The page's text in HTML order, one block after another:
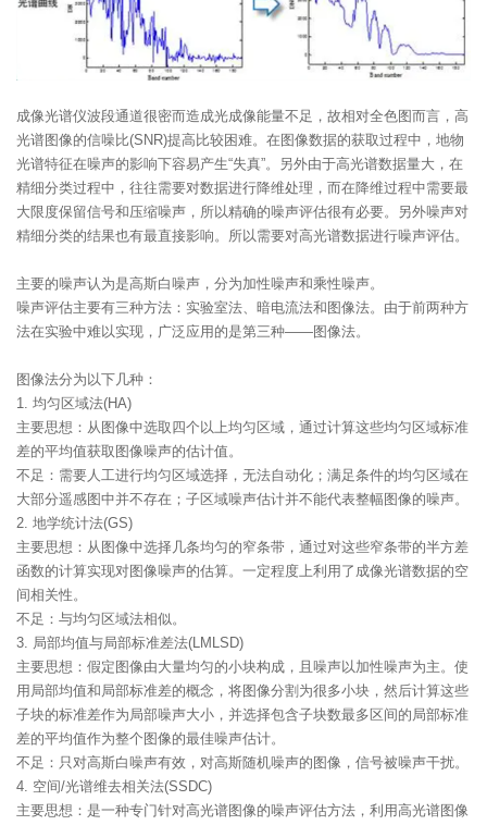
成像光谱仪波段通道很密而造成光成像能量不足，故相对全色图而言，高
光谱图像的信噪比(SNR)提高比较困难。在图像数据的获取过程中，地物
光谱特征在噪声的影响下容易产生“失真”。另外由于高光谱数据量大，在
精细分类过程中，往往需要对数据进行降维处理，而在降维过程中需要最
大限度保留信号和压缩噪声，所以精确的噪声评估很有必要。另外噪声对
精细分类的结果也有最直接影响。所以需要对高光谱数据进行噪声评估。
主要的噪声认为是高斯白噪声，分为加性噪声和乘性噪声。
噪声评估主要有三种方法：实验室法、暗电流法和图像法。由于前两种方
法在实验中难以实现，广泛应用的是第三种——图像法。
图像法分为以下几种：
1. 均匀区域法(HA)
主要思想：从图像中选取四个以上均匀区域，通过计算这些均匀区域标准
差的平均值获取图像噪声的估计值。
不足：需要人工进行均匀区域选择，无法自动化；满足条件的均匀区域在
大部分遥感图中并不存在；子区域噪声估计并不能代表整幅图像的噪声。
2. 地学统计法(GS)
主要思想：从图像中选择几条均匀的窄条带，通过对这些窄条带的半方差
函数的计算实现对图像噪声的估算。一定程度上利用了成像光谱数据的空
间相关性。
不足：与均匀区域法相似。
3. 局部均值与局部标准差法(LMLSD)
主要思想：假定图像由大量均匀的小块构成，且噪声以加性噪声为主。使
用局部均值和局部标准差的概念，将图像分割为很多小块，然后计算这些
子块的标准差作为局部噪声大小，并选择包含子块数最多区间的局部标准
差的平均值作为整个图像的最佳噪声估计。
不足：只对高斯白噪声有效，对高斯随机噪声的图像，信号被噪声干扰。
4. 空间/光谱维去相关法(SSDC)
主要思想：是一种专门针对高光谱图像的噪声评估方法，利用高光谱图像